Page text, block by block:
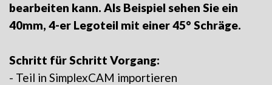
bearbeiten kann. Als Beispiel sehen Sie ein
40mm, 4-er Legoteil mit einer 45° Schräge.
Schritt für Schritt Vorgang:
- Teil in SimplexCAM importieren